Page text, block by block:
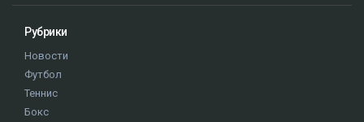
Рубрики
Новости
Футбол
Теннис
Бокс